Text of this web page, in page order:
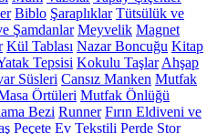
Biblo Şaraplıklar Tütsülük ve
Şamdanlar Meyvelik Magnet
Kül Tablası Nazar Boncuğu Kitap
Tepsisi Kokulu Taşlar Ahşap
Süsleri Cansız Manken Mutfak
Örtüleri Mutfak Önlüğü
Bezi Runner Fırın Eldiveni ve
Peçete Ev Tekstili Perde Stor